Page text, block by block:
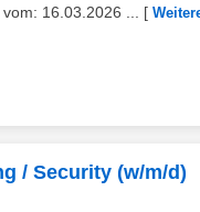
16.03.2026 ...
[
/ Security (w/m/d)